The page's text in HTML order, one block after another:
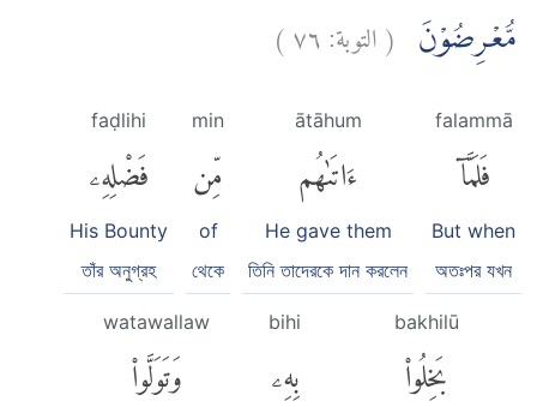
مُّعْرِضُوْنَ (التوبة:٧٦)
falammā
فَلَمَّآ
But when
অতঃপর যখন
ātāhum
ءَاتَىٰهُم
He gave them
তিনি তাদেরকে দান করলেন
min
مِّن
of
থেকে
faḍlihi
فَضْلِهِۦ
His Bounty
তাঁর অনুগ্রহ
bakhilū
بَخِلُوا۟
bihi
بِهِۦ
watawallaw
وَتَوَلَّوا۟